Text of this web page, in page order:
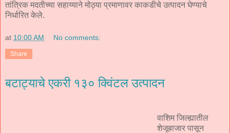
तांत्रिक मदतीच्या सहाय्याने मोठ्या प्रमाणावर काकडीचे उत्पादन घेण्याचे
निर्धारित केले.
at 10:00 AM No comments:
Share
बटाट्याचे एकरी १३० क्विंटल उत्पादन
वाशिम जिल्ह्यातील
शेजूबाजार पासून